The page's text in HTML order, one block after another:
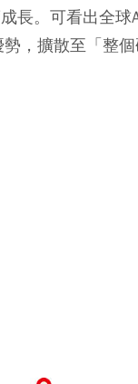
長。可看出全
，擴散至「整個